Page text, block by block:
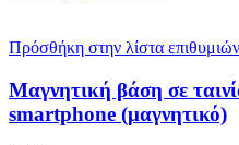
Πρόσθήκη στην λίστα επιθυμιών
Μαγνητική βάση σε
smartphone (μαγνητικό)